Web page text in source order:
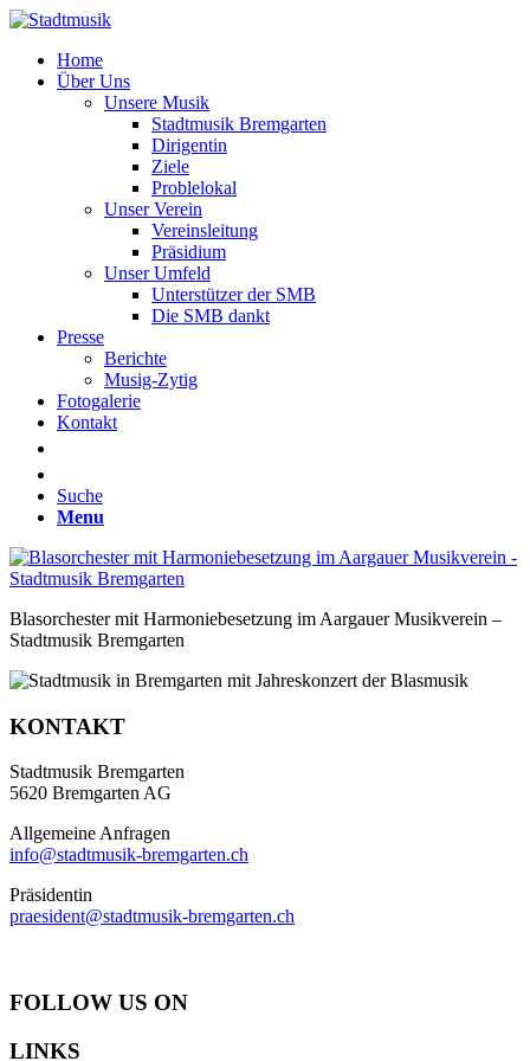
Home
Über Uns
Unsere Musik
Stadtmusik Bremgarten
Dirigentin
Ziele
Problelokal
Unser Verein
Vereinsleitung
Präsidium
Unser Umfeld
Unterstützer der SMB
Die SMB dankt
Presse
Berichte
Musig-Zytig
Fotogalerie
Kontakt
Suche
Menu
Blasorchester mit Harmoniebesetzung im Aargauer Musikverein –
Stadtmusik Bremgarten
KONTAKT
Stadtmusik Bremgarten
5620 Bremgarten AG
Allgemeine Anfragen
info@stadtmusik-bremgarten.ch
Präsidentin
praesident@stadtmusik-bremgarten.ch
FOLLOW US ON
LINKS